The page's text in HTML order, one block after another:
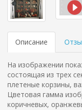
Описание
На изображении
состоящая из трех
плетеные корзины,
Цветовая гамма
коричневых,